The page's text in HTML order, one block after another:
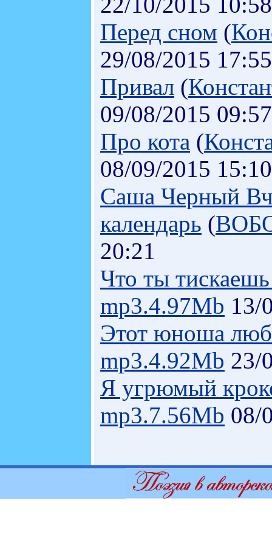
Перед сном (
29/08/2015 17:55
Привал (
09/08/2015 09:57
Про кота (
08/09/2015 15:10
Саша Черный
календарь (
20:21
Что ты тискаешь
mp3.4.97Mb 13/
Этот юноша
mp3.4.92Mb 23/
Я угрюмый
mp3.7.56Mb 08/